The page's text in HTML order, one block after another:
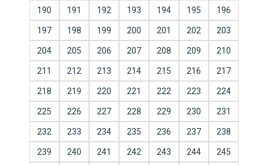
190 191 192 193 194 195 196
197 198 199 200 201 202 203
204 205 206 207 208 209 210
211 212 213 214 215 216 217
218 219 220 221 222 223 224
225 226 227 228 229 230 231
232 233 234 235 236 237 238
239 240 241 242 243 244 245